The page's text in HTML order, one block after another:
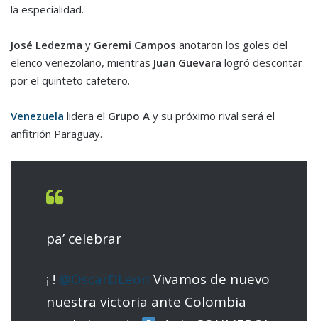
la especialidad.
José Ledezma y Geremi Campos anotaron los goles del
elenco venezolano, mientras Juan Guevara logró descontar
por el quinteto cafetero.
Venezuela lidera el Grupo A y su próximo rival será el
anfitrión Paraguay.
pa’ celebrar
¡ ! @OscarDLeon Vivamos de nuevo
nuestra victoria ante Colombia